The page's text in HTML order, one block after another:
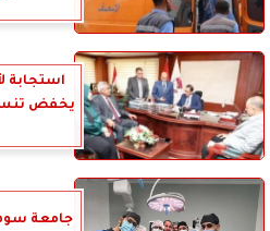
استجابة
جامعة